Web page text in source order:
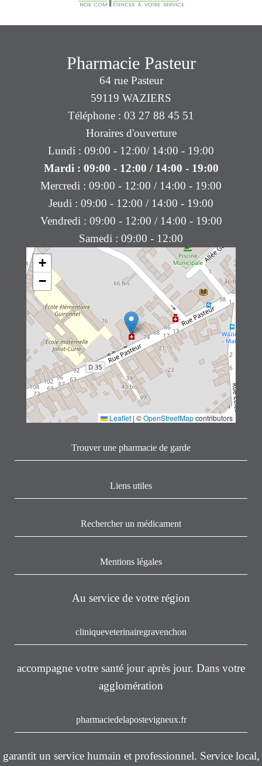
+
−
Leaflet | ©OpenStreetMapcontributors
Trouver une pharmacie de garde
Liens utiles
Rechercher un médicament
Mentions légales
Au service de votre région
cliniqueveterinairegravenchon
accompagne votre santé jour après jour. Dans votre
agglomération
pharmaciedelapostevigneux.fr
garantit un service humain et professionnel. Service local,
Pharmacie Pasteur
64 rue Pasteur
59119 WAZIERS
Téléphone : 03 27 88 45 51
Horaires d'ouverture
Lundi : 09:00 - 12:00/ 14:00 - 19:00
Mardi : 09:00 - 12:00 / 14:00 - 19:00
Mercredi : 09:00 - 12:00 / 14:00 - 19:00
Jeudi : 09:00 - 12:00 / 14:00 - 19:00
Vendredi : 09:00 - 12:00 / 14:00 - 19:00
Samedi : 09:00 - 12:00